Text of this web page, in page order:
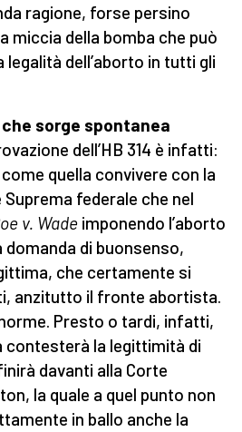
ragione, forse persino
miccia della bomba che può
dell’aborto in tutti gli
sorge spontanea
dell’HB 314 è infatti:
quella convivere con la
federale che nel
v. Wade imponendo l’aborto
domanda di buonsenso,
che certamente si
anzitutto il fronte abortista.
Presto o tardi, infatti,
la legittimità di
davanti alla Corte
la quale a quel punto non
in ballo anche la